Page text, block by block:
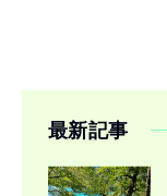
最新記事